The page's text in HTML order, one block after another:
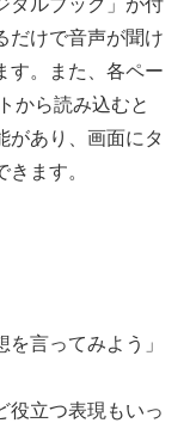
タルブック」が付
だけで音声が聞け
す。また、各ペー
から読み込むと
があり、画面にタ
ます。
言ってみよう」
役立つ表現もいっ